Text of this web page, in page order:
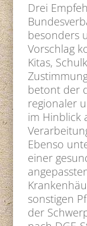
Drei
besonders
Vorschlag
Kitas,
betont der
regionaler
im Hinblick
Ebenso
einer
sonstigen
der